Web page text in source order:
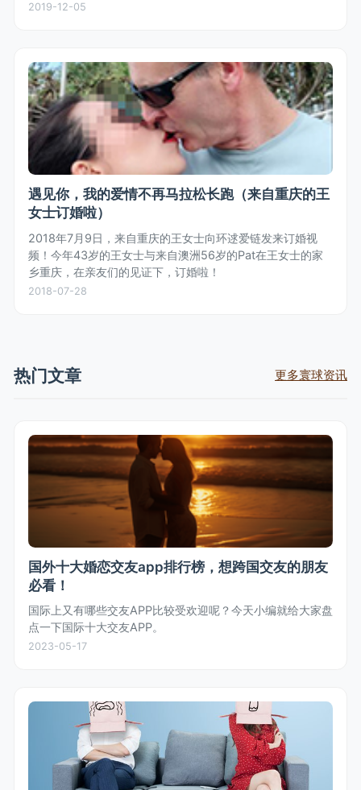
2019-12-05
遇见你，我的爱情不再马拉松长跑（来自重庆的王
女士订婚啦）
2018年7月9日，来自重庆的王女士向环逑爱链发来订婚视
频！今年43岁的王女士与来自澳洲56岁的Pat在王女士的家
乡重庆，在亲友们的见证下，订婚啦！
2018-07-28
热门文章 更多寰球资讯
国外十大婚恋交友app排行榜，想跨国交友的朋友
必看！
国际上又有哪些交友APP比较受欢迎呢？今天小编就给大家盘
点一下国际十大交友APP。
2023-05-17